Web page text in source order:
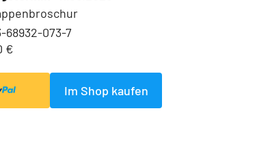
68932-073-7
€
Im Shop kaufen